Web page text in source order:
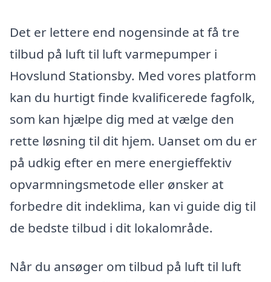
Det er lettere end nogensinde at få tre
tilbud på luft til luft varmepumper i
Hovslund Stationsby. Med vores platform
kan du hurtigt finde kvalificerede fagfolk,
som kan hjælpe dig med at vælge den
rette løsning til dit hjem. Uanset om du er
på udkig efter en mere energieffektiv
opvarmningsmetode eller ønsker at
forbedre dit indeklima, kan vi guide dig til
de bedste tilbud i dit lokalområde.
Når du ansøger om tilbud på luft til luft